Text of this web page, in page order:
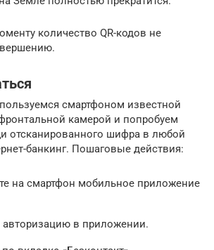
количество QR-кодов не
смартфоном известной
камерой и попробуем
отсканированного шифра в любой
банкинг. Пошаговые действия:
на смартфон мобильное приложение
авторизацию в приложении.